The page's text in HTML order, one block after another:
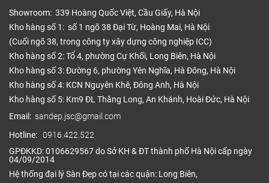
Showroom: 339 Hoàng Quốc Việt, Cầu Giấy, Hà Nội
Kho hàng số 1: số 1 ngõ 38 Đại Từ, Hoàng Mai, Hà Nội
(Cuối ngõ 38, trong công ty xây dựng công nghiệp ICC)
Kho hàng số 2: Tổ 4, phường Cự Khối, Long Biên, Hà Nội
Kho hàng số 3: Đường 6, phường Yên Nghĩa, Hà Đông, Hà Nội
Kho hàng số 4: KCN Nguyên Khê, Đông Anh, Hà Nội
Kho hàng số 5: Km9 ĐL Thăng Long, An Khánh, Hoài Đức, Hà Nội
Email: sandep.jsc@gmail.com
Hotline: 0916.422.522
GPĐKKD: 0106629567 do Sở KH & ĐT thành phố Hà Nội cấp ngày
04/09/2014
Hệ thống đại lý Sàn Đẹp có tại các quận: Long Biên,